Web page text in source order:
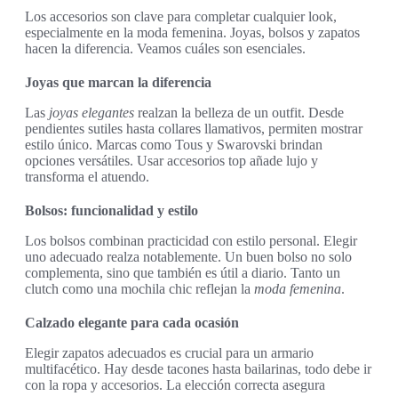
Los accesorios son clave para completar cualquier look,
especialmente en la moda femenina. Joyas, bolsos y zapatos
hacen la diferencia. Veamos cuáles son esenciales.
Joyas que marcan la diferencia
Las joyas elegantes realzan la belleza de un outfit. Desde
pendientes sutiles hasta collares llamativos, permiten mostrar
estilo único. Marcas como Tous y Swarovski brindan
opciones versátiles. Usar accesorios top añade lujo y
transforma el atuendo.
Bolsos: funcionalidad y estilo
Los bolsos combinan practicidad con estilo personal. Elegir
uno adecuado realza notablemente. Un buen bolso no solo
complementa, sino que también es útil a diario. Tanto un
clutch como una mochila chic reflejan la moda femenina.
Calzado elegante para cada ocasión
Elegir zapatos adecuados es crucial para un armario
multifacético. Hay desde tacones hasta bailarinas, todo debe ir
con la ropa y accesorios. La elección correcta asegura